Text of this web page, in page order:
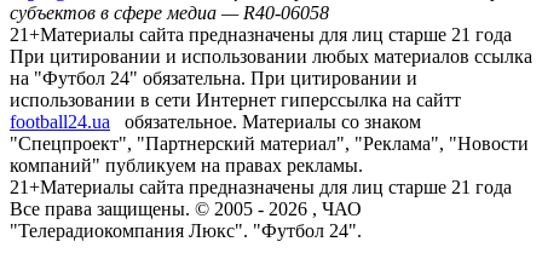
субъектов в сфере медиа — R40-06058
21+Материалы сайта предназначены для лиц старше 21 года
При цитировании и использовании любых материалов ссылка
на "Футбол 24" обязательна. При цитировании и
использовании в сети Интернет гиперссылка на сайтт
football24.ua
обязательное. Материалы со знаком
"Спецпроект", "Партнерский материал", "Реклама", "Новости
компаний" публикуем на правах рекламы.
21+Материалы сайта предназначены для лиц старше 21 года
Все права защищены. © 2005 - 2026 , ЧАО
"Телерадиокомпания Люкс". "Футбол 24".